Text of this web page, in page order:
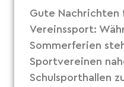
Gute Nachrichten
Vereinssport:
Sommerferien
Sportvereinen
Schulsporthallen